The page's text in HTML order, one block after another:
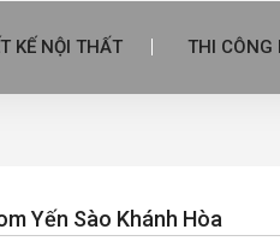
KẾ NỘI THẤT THI CÔNG
Yến Sào Khánh Hòa